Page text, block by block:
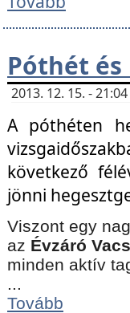
Póthét és
2013. 12. 15. -
A póthéten
következő
jönni
Viszont egy
az Évzáró
minden aktív
...
Tovább